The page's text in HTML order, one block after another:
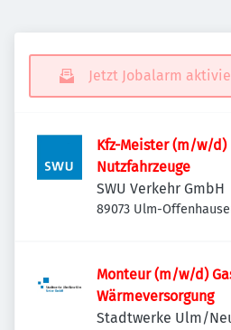
Jetzt Jobalarm
Kfz-Meister (m/w/d)
Nutzfahrzeuge
SWU Verkehr GmbH
89073 Ulm-
Monteur (m/w/d)
Wärmeversorgung
Stadtwerke Ulm/